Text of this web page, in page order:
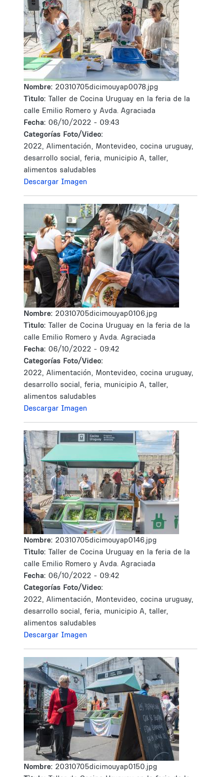
Nombre: 20310705dicimouyap0078.jpg
Tìtulo: Taller de Cocina Uruguay en la feria de la
calle Emilio Romero y Avda. Agraciada
Fecha: 06/10/2022 - 09:43
Categorías Foto/Video:
2022, Alimentación, Montevideo, cocina uruguay,
desarrollo social, feria, municipio A, taller,
alimentos saludables
Descargar Imagen
Nombre: 20310705dicimouyap0106.jpg
Tìtulo: Taller de Cocina Uruguay en la feria de la
calle Emilio Romero y Avda. Agraciada
Fecha: 06/10/2022 - 09:42
Categorías Foto/Video:
2022, Alimentación, Montevideo, cocina uruguay,
desarrollo social, feria, municipio A, taller,
alimentos saludables
Descargar Imagen
Nombre: 20310705dicimouyap0146.jpg
Tìtulo: Taller de Cocina Uruguay en la feria de la
calle Emilio Romero y Avda. Agraciada
Fecha: 06/10/2022 - 09:42
Categorías Foto/Video:
2022, Alimentación, Montevideo, cocina uruguay,
desarrollo social, feria, municipio A, taller,
alimentos saludables
Descargar Imagen
Nombre: 20310705dicimouyap0150.jpg